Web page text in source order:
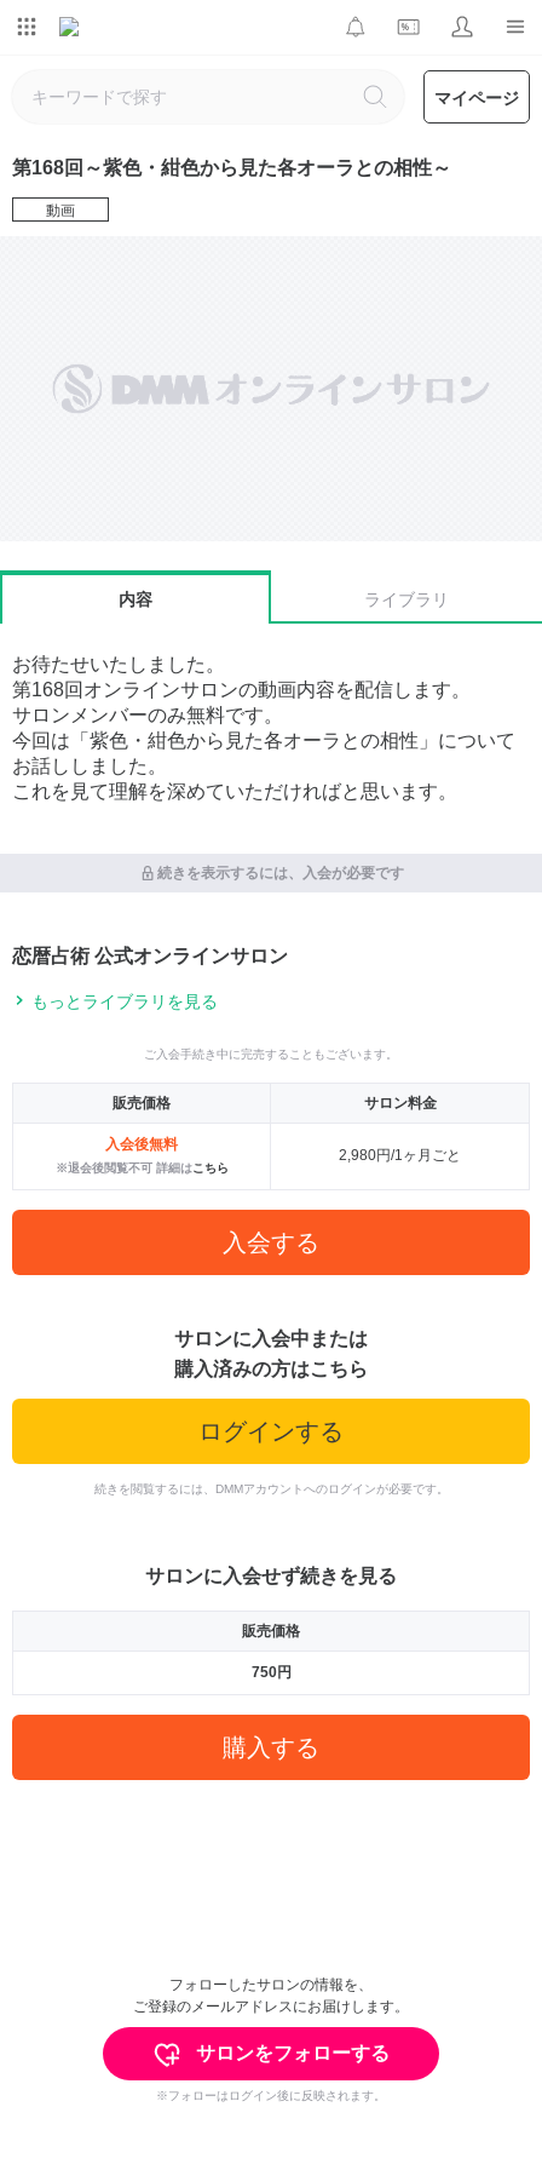
マイページ
第168回～紫色・紺色から見た各オーラとの相性～
動画
内容 ライブラリ
お待たせいたしました。
第168回オンラインサロンの動画内容を配信します。
サロンメンバーのみ無料です。
今回は「紫色・紺色から見た各オーラとの相性」について
お話ししました。
これを見て理解を深めていただければと思います。
続きを表示するには、入会が必要です
恋暦占術 公式オンラインサロン
もっとライブラリを見る
ご入会手続き中に完売することもございます。
販売価格 サロン料金
入会後無料
※退会後閲覧不可 詳細はこちら
2,980円/1ヶ月ごと
入会する
サロンに入会中または
購入済みの方はこちら
ログインする
続きを閲覧するには、DMMアカウントへのログインが必要です。
サロンに入会せず続きを見る
販売価格
750円
購入する
フォローしたサロンの情報を、
ご登録のメールアドレスにお届けします。
サロンをフォローする
※フォローはログイン後に反映されます。